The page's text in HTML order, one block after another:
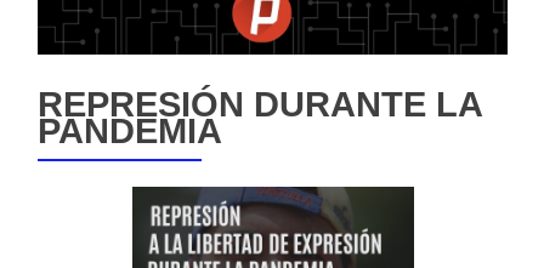
REPRESIÓN DURANTE LA
PANDEMIA